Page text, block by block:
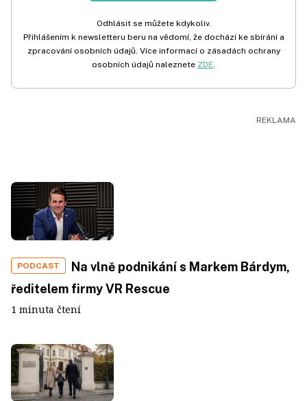
Odhlásit se můžete kdykoliv.
Přihlášením k newsletteru beru na vědomí, že dochází ke sbírání a
zpracování osobních údajů. Více informací o zásadách ochrany
osobních údajů naleznete ZDE.
PODCAST
Na vlně podnikání s Markem Bárdym,
ředitelem firmy VR Rescue
1 minuta čtení